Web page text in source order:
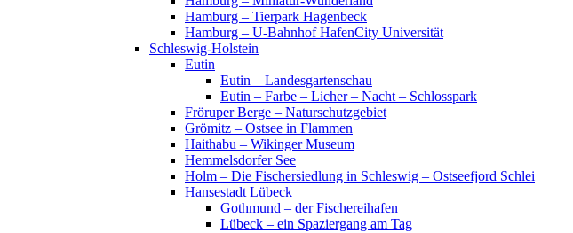
Hamburg – Tierpark Hagenbeck
Hamburg – U-Bahnhof HafenCity Universität
Schleswig-Holstein
Eutin
Eutin – Landesgartenschau
Eutin – Farbe – Licher – Nacht – Schlosspark
Fröruper Berge – Naturschutzgebiet
Grömitz – Ostsee in Flammen
Haithabu – Wikinger Museum
Hemmelsdorfer See
Holm – Die Fischersiedlung in Schleswig – Ostseefjord Schlei
Hansestadt Lübeck
Gothmund – der Fischereihafen
Lübeck – ein Spaziergang am Tag